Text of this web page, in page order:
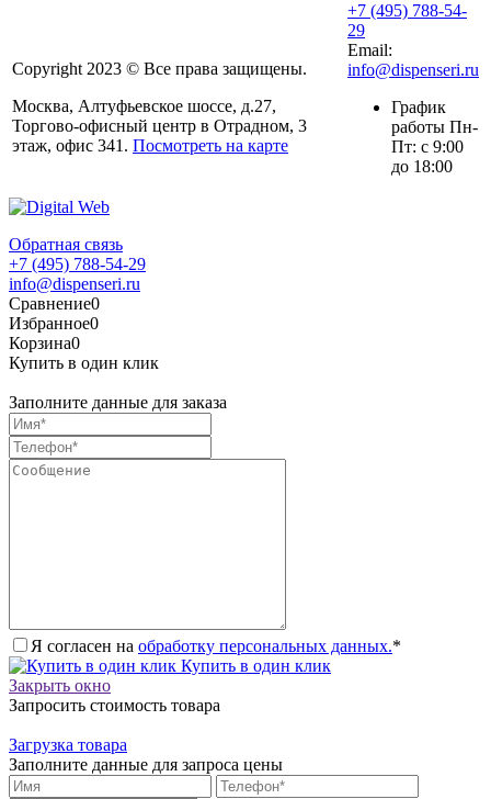
Copyright 2023 © Все права защищены.
Москва, Алтуфьевское шоссе, д.27,
Торгово-офисный центр в Отрадном, 3
этаж, офис 341. Посмотреть на карте
+7 (495) 788-54-
29
Email:
info@dispenseri.ru
График
работы Пн-
Пт: с 9:00
до 18:00
Обратная связь
+7 (495) 788-54-29
info@dispenseri.ru
Сравнение0
Избранное0
Корзина0
Купить в один клик
Заполните данные для заказа
Я согласен на обработку персональных данных.*
Купить в один клик
Закрыть окно
Запросить стоимость товара
Загрузка товара
Заполните данные для запроса цены